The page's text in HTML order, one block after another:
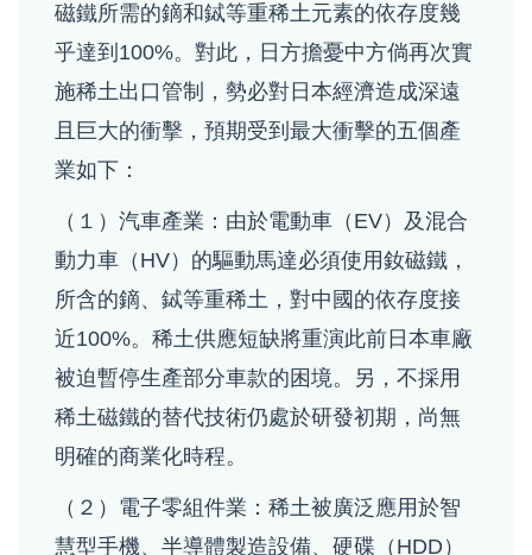
磁鐵所需的鏑和鋱等重稀土元素的依存度幾
乎達到100%。對此，日方擔憂中方倘再次實
施稀土出口管制，勢必對日本經濟造成深遠
且巨大的衝擊，預期受到最大衝擊的五個產
業如下：
（１）汽車產業：由於電動車（EV）及混合
動力車（HV）的驅動馬達必須使用釹磁鐵，
所含的鏑、鋱等重稀土，對中國的依存度接
近100%。稀土供應短缺將重演此前日本車廠
被迫暫停生產部分車款的困境。另，不採用
稀土磁鐵的替代技術仍處於研發初期，尚無
明確的商業化時程。
（２）電子零組件業：稀土被廣泛應用於智
慧型手機、半導體製造設備、硬碟（HDD）